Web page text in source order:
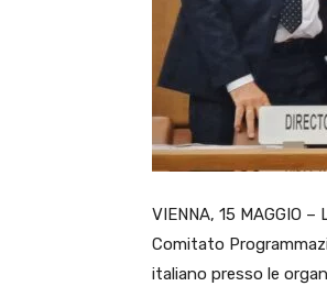
VIENNA, 15 MAGGIO
Comitato
italiano presso le